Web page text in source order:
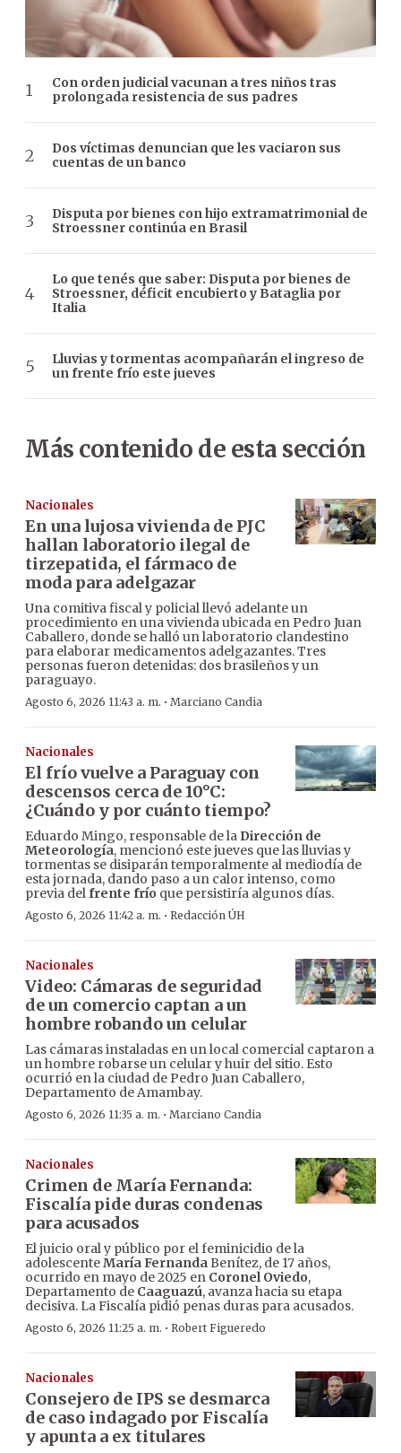
Con orden judicial vacunan a tres niños tras
prolongada resistencia de sus padres
Dos víctimas denuncian que les vaciaron sus
cuentas de un banco
Disputa por bienes con hijo extramatrimonial de
Stroessner continúa en Brasil
Lo que tenés que saber: Disputa por bienes de
Stroessner, déficit encubierto y Bataglia por
Italia
Lluvias y tormentas acompañarán el ingreso de
un frente frío este jueves
Más contenido de esta sección
Nacionales
En una lujosa vivienda de PJC
hallan laboratorio ilegal de
tirzepatida, el fármaco de
moda para adelgazar
Una comitiva fiscal y policial llevó adelante un
procedimiento en una vivienda ubicada en Pedro Juan
Caballero, donde se halló un laboratorio clandestino
para elaborar medicamentos adelgazantes. Tres
personas fueron detenidas: dos brasileños y un
paraguayo.
Agosto 6, 2026 11:43 a. m. · Marciano Candia
Nacionales
El frío vuelve a Paraguay con
descensos cerca de 10°C:
¿Cuándo y por cuánto tiempo?
Eduardo Mingo, responsable de la Dirección de
Meteorología, mencionó este jueves que las lluvias y
tormentas se disiparán temporalmente al mediodía de
esta jornada, dando paso a un calor intenso, como
previa delfrente frío que persistiría algunos días.
Agosto 6, 2026 11:42 a. m. · Redacción ÚH
Nacionales
Video: Cámaras de seguridad
de un comercio captan a un
hombre robando un celular
Las cámaras instaladas en un local comercial captaron a
un hombre robarse un celular y huir del sitio. Esto
ocurrió en la ciudad de Pedro Juan Caballero,
Departamento de Amambay.
Agosto 6, 2026 11:35 a. m. · Marciano Candia
Nacionales
Crimen de María Fernanda:
Fiscalía pide duras condenas
para acusados
El juicio oral y público por el feminicidio de la
adolescenteMaría FernandaBenítez, de 17 años,
ocurrido en mayo de 2025 en Coronel Oviedo,
Departamento de Caaguazú, avanza hacia su etapa
decisiva. La Fiscalía pidió penas duras para acusados.
Agosto 6, 2026 11:25 a. m. · Robert Figueredo
Nacionales
Consejero de IPS se desmarca
de caso indagado por Fiscalía
y apunta a ex titulares